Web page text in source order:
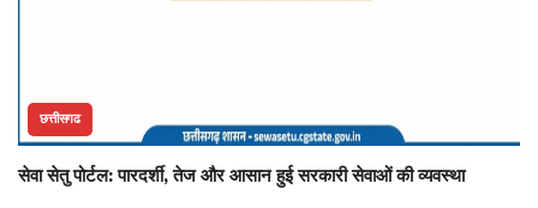
छत्तीसगढ
सेवा सेतु पोर्टल: पारदर्शी, तेज और आसान हुई सरकारी सेवाओं की व्यवस्था